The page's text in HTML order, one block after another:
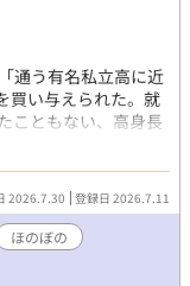
通う有名私立高に近
買い与えられた。就
こともない、高身長
テる一方、同性か
は居なかった。 男同
◆ 長野の田舎で伸び
ションの隣の部屋に
と出会ったことで
田中が出会い、いつ
んな男二人のほの
2026.7.30 登録日 2026.7.11
ほのぼの